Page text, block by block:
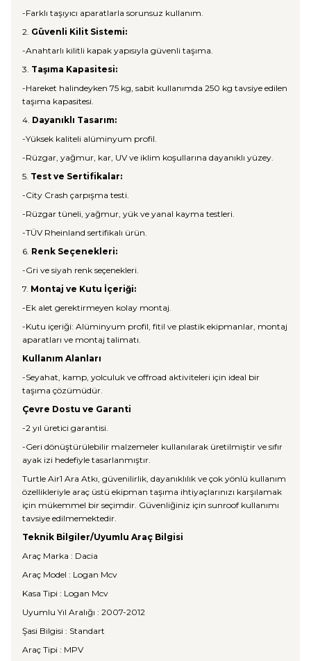
-Farklı taşıyıcı aparatlarla sorunsuz kullanım.
2. Güvenli Kilit Sistemi:
-Anahtarlı kilitli kapak yapısıyla güvenli taşıma.
3. Taşıma Kapasitesi:
-Hareket halindeyken 75 kg, sabit kullanımda 250 kg tavsiye edilen
taşıma kapasitesi.
4. Dayanıklı Tasarım:
-Yüksek kaliteli alüminyum profil.
-Rüzgar, yağmur, kar, UV ve iklim koşullarına dayanıklı yüzey.
5. Test ve Sertifikalar:
-City Crash çarpışma testi.
-Rüzgar tüneli, yağmur, yük ve yanal kayma testleri.
-TÜV Rheinland sertifikalı ürün.
6. Renk Seçenekleri:
-Gri ve siyah renk seçenekleri.
7. Montaj ve Kutu İçeriği:
-Ek alet gerektirmeyen kolay montaj.
-Kutu içeriği: Alüminyum profil, fitil ve plastik ekipmanlar, montaj
aparatları ve montaj talimatı.
Kullanım Alanları
-Seyahat, kamp, yolculuk ve offroad aktiviteleri için ideal bir
taşıma çözümüdür.
Çevre Dostu ve Garanti
-2 yıl üretici garantisi.
-Geri dönüştürülebilir malzemeler kullanılarak üretilmiştir ve sıfır
ayak izi hedefiyle tasarlanmıştır.
Turtle Air1 Ara Atkı, güvenilirlik, dayanıklılık ve çok yönlü kullanım
özellikleriyle araç üstü ekipman taşıma ihtiyaçlarınızı karşılamak
için mükemmel bir seçimdir. Güvenliğiniz için sunroof kullanımı
tavsiye edilmemektedir.
Teknik Bilgiler/Uyumlu Araç Bilgisi
Araç Marka : Dacia
Araç Model : Logan Mcv
Kasa Tipi : Logan Mcv
Uyumlu Yıl Aralığı : 2007-2012
Şasi Bilgisi : Standart
Araç Tipi : MPV